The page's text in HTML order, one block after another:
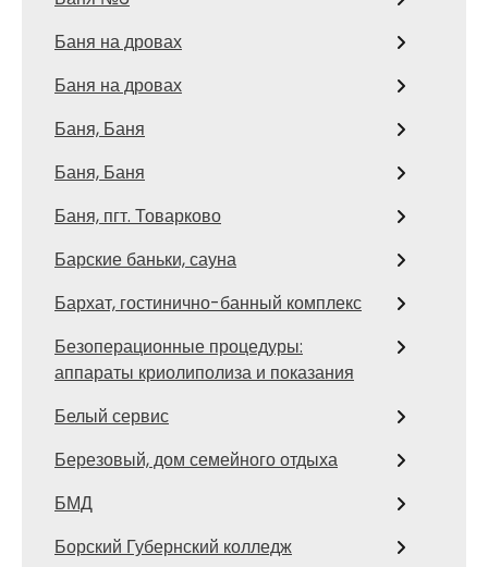
Баня на дровах
Баня на дровах
Баня, Баня
Баня, Баня
Баня, пгт. Товарково
Барские баньки, сауна
Бархат, гостинично-банный комплекс
Безоперационные процедуры:
аппараты криолиполиза и показания
Белый сервис
Березовый, дом семейного отдыха
БМД
Борский Губернский колледж